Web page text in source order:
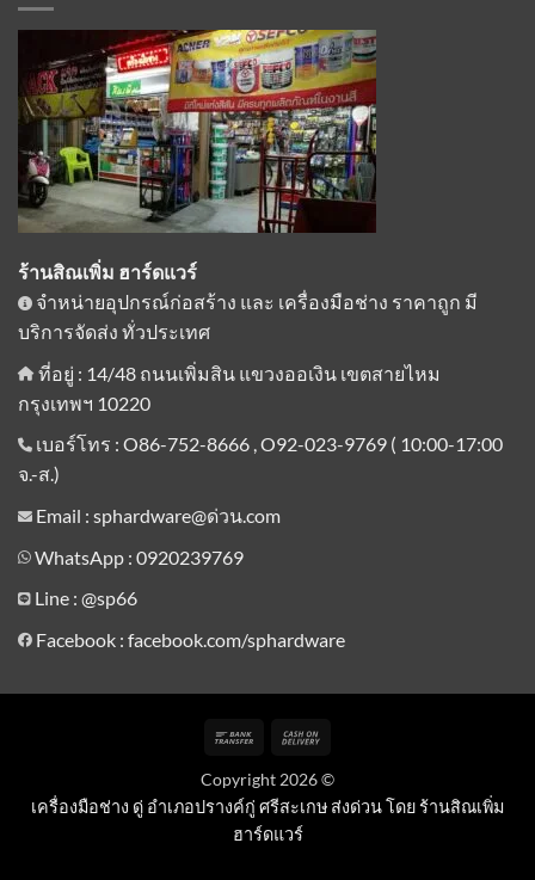
ร้านสิณเพิ่ม ฮาร์ดแวร์
จำหน่ายอุปกรณ์ก่อสร้าง และ เครื่องมือช่าง ราคาถูก มี
บริการจัดส่ง ทั่วประเทศ
ที่อยู่ : 14/48 ถนนเพิ่มสิน แขวงออเงิน เขตสายไหม
กรุงเทพฯ 10220
เบอร์โทร : O86-752-8666 , O92-023-9769 ( 10:00-17:00
จ.-ส.)
Email : sphardware@ด่วน.com
WhatsApp : 0920239769
Line : @sp66
Facebook : facebook.com/sphardware
Bank
Delivery
Copyright 2026 ©
เครื่องมือช่าง ดู่ อำเภอปรางค์กู่ ศรีสะเกษ ส่งด่วน โดย ร้านสิณเพิ่ม
ฮาร์ดแวร์